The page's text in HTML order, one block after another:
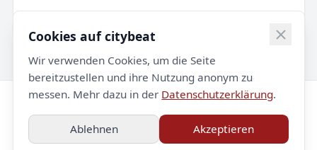
Noch keine Kommentare.
© 2026 citybeat. Alle Rechte vorbehalten.
Impressum
Datenschutz Kontakt
Cookies auf citybeat
Wir verwenden Cookies, um die Seite
bereitzustellen und ihre Nutzung anonym zu
messen. Mehr dazu in der Datenschutzerklärung.
Ablehnen Akzeptieren